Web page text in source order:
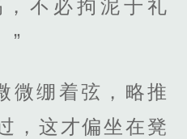
不必拘泥于礼
”
微绷着弦，略推
，这才偏坐在凳